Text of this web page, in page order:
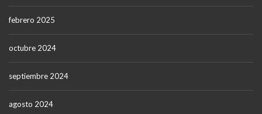
febrero 2025
octubre 2024
septiembre 2024
agosto 2024